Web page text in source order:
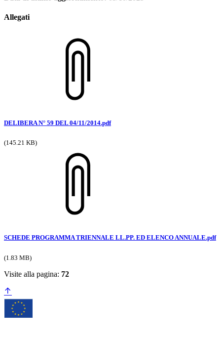
Allegati
DELIBERA N° 59 DEL 04/11/2014.pdf
(145.21 KB)
SCHEDE PROGRAMMA TRIENNALE LL.PP. ED ELENCO ANNUALE.pdf
(1.83 MB)
Visite alla pagina: 72